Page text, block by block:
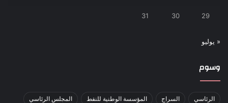
29
30
31
« يوليو
وسوم
الرئاسي السراج المؤسسة الوطنية للنفط المجلس الرئاسي